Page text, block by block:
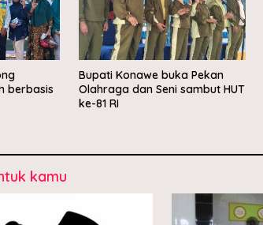
berbasis
Bupati Konawe buka Pekan
Olahraga dan Seni sambut HUT
ke-81 RI
kamu